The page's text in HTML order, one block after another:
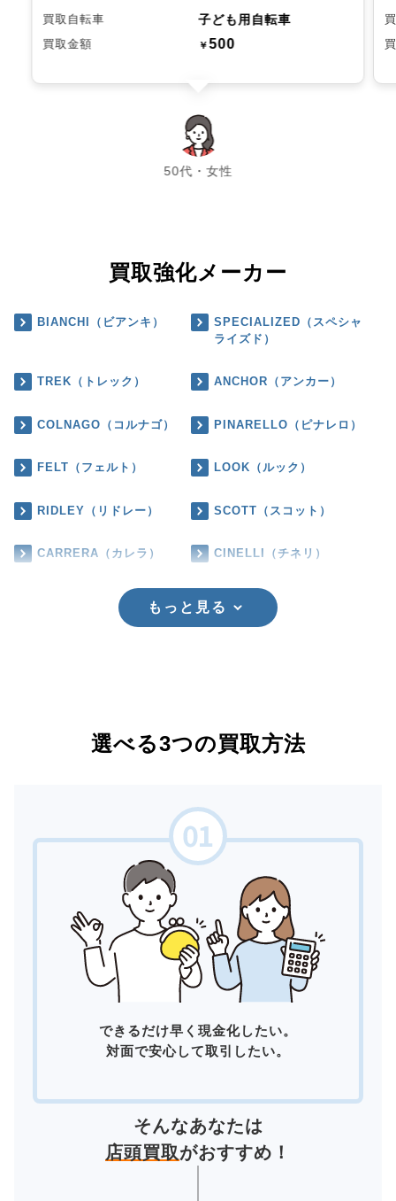
買取自転車 子ども用自転車
買取金額 ￥500
50代・女性
chevron_left chevron_right
買取強化メーカー
BIANCHI（ビアンキ）
SPECIALIZED（スペシャ
ライズド）
TREK（トレック） ANCHOR（アンカー）
COLNAGO（コルナゴ） PINARELLO（ピナレロ）
FELT（フェルト） LOOK（ルック）
RIDLEY（リドレー） SCOTT（スコット）
CARRERA（カレラ） CINELLI（チネリ）
もっと見る
選べる3つの買取方法
できるだけ早く現金化したい。
対面で安心して取引したい。
そんなあなたは
店頭買取がおすすめ！